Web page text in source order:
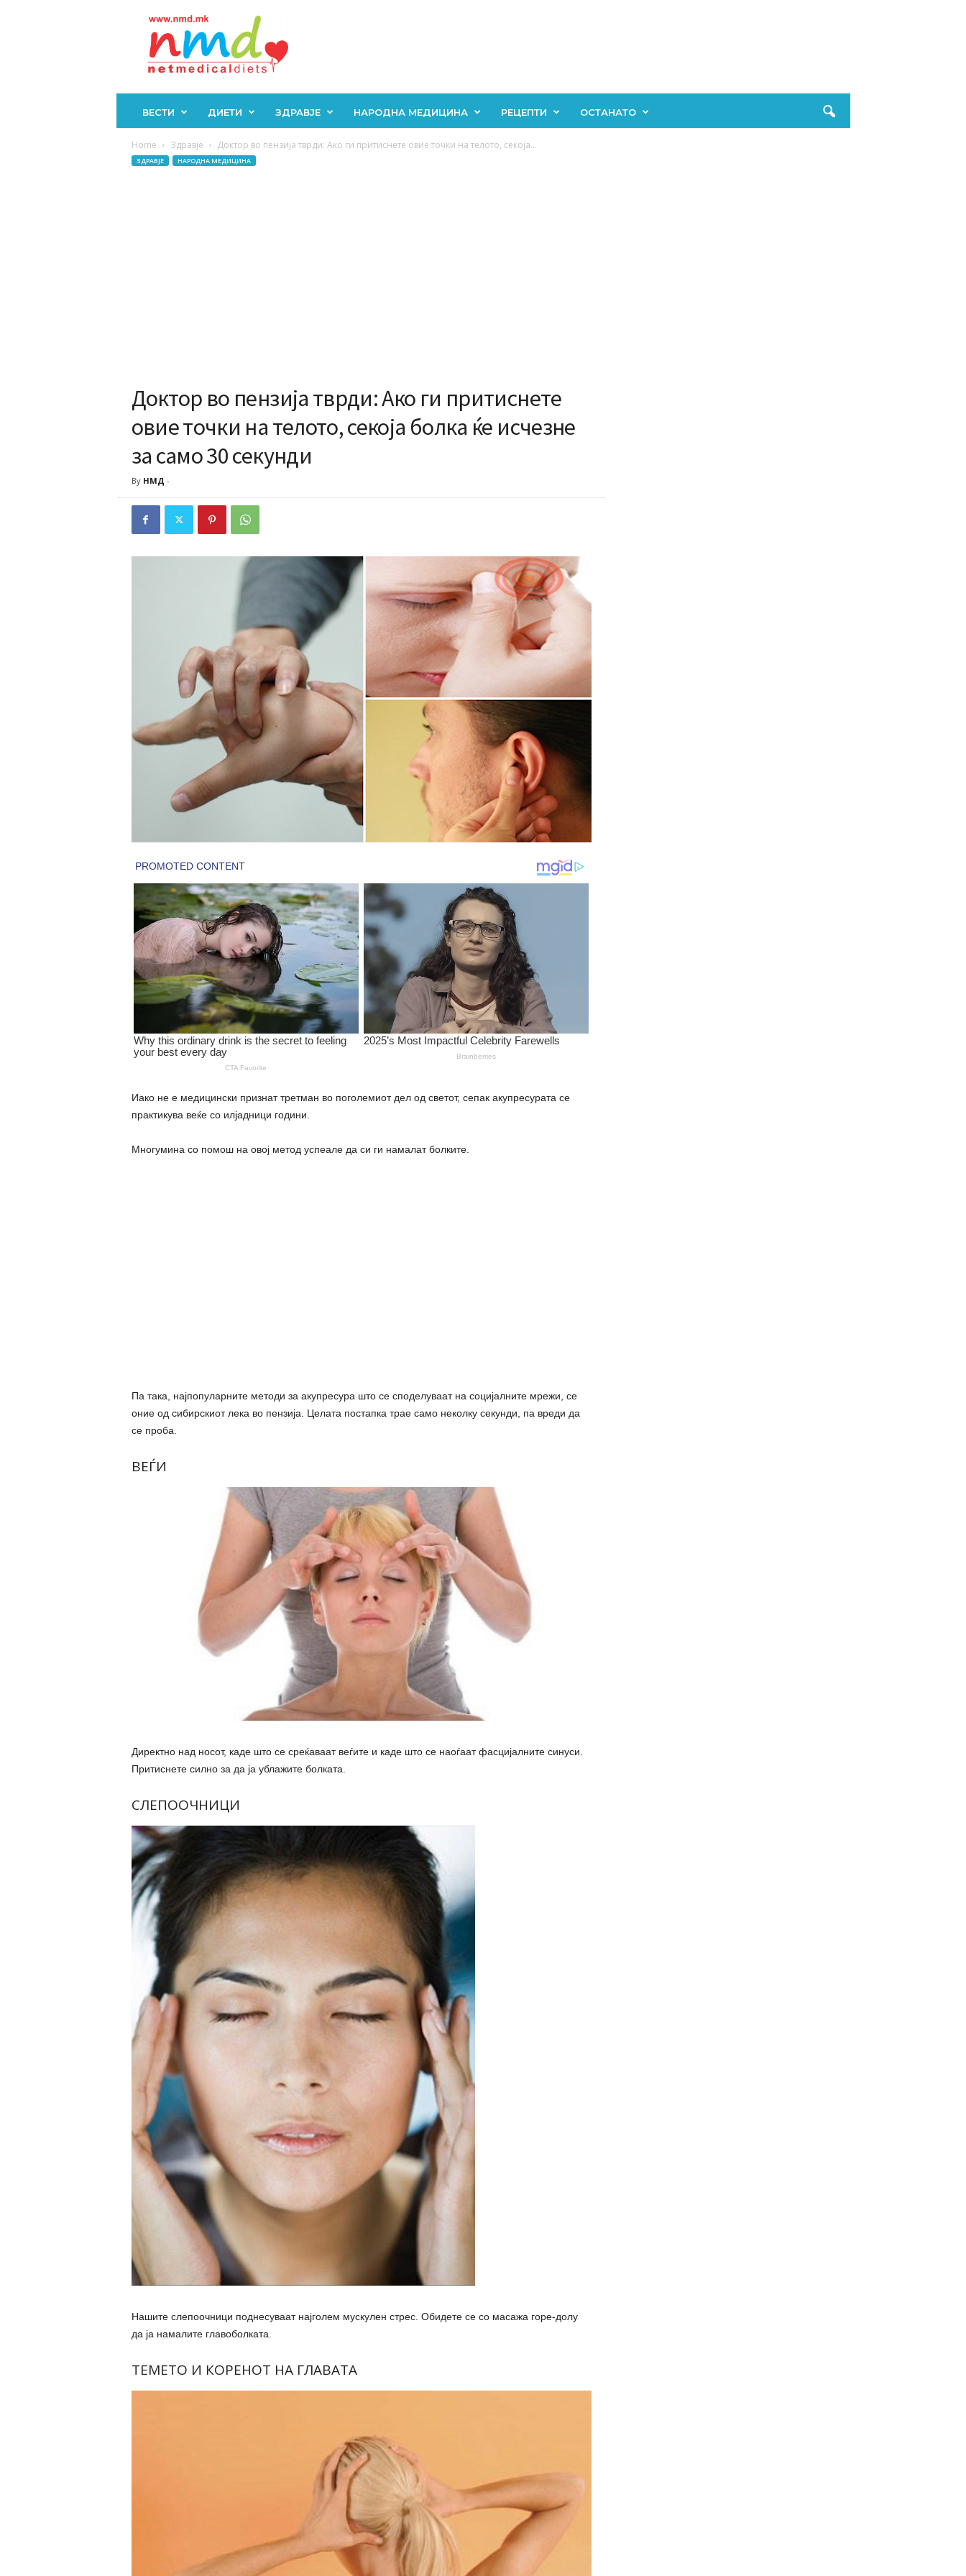
ВЕСТИ ДИЕТИ ЗДРАВЈЕ НАРОДНА МЕДИЦИНА РЕЦЕПТИ ОСТАНАТО
Home Здравје Доктор во пензија тврди: Ако ги притиснете овие точки на телото, секоја...
ЗДРАВЈЕ НАРОДНА МЕДИЦИНА
Доктор во пензија тврди: Ако ги притиснете
овие точки на телото, секоја болка ќе исчезне
за само 30 секунди
By НМД -
Иако не е медицински признат третман во поголемиот дел од светот, сепак акупресурата се
практикува веќе со илјадници години.
Многумина со помош на овој метод успеале да си ги намалат болките.
Па така, најпопуларните методи за акупресура што се споделуваат на социјалните мрежи, се
оние од сибирскиот лека во пензија. Целата постапка трае само неколку секунди, па вреди да
се проба.
ВЕЃИ
Директно над носот, каде што се среќаваат веѓите и каде што се наоѓаат фасцијалните синуси.
Притиснете силно за да ја ублажите болката.
СЛЕПООЧНИЦИ
Нашите слепоочници поднесуваат најголем мускулен стрес. Обидете се со масажа горе-долу
да ја намалите главоболката.
ТЕМЕТО И КОРЕНОТ НА ГЛАВАТА